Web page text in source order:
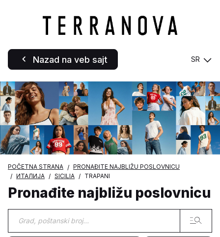
Nazad na veb sajt SR
POČETNA STRANA
PRONAĐITE NAJBLIŽU POSLOVNICU
ИТАЛИЈА
SICILIA TRAPANI
Pronađite najbližu poslovnicu